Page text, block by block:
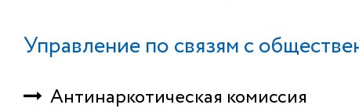
Управление по связям с
Антинаркотическая комиссия